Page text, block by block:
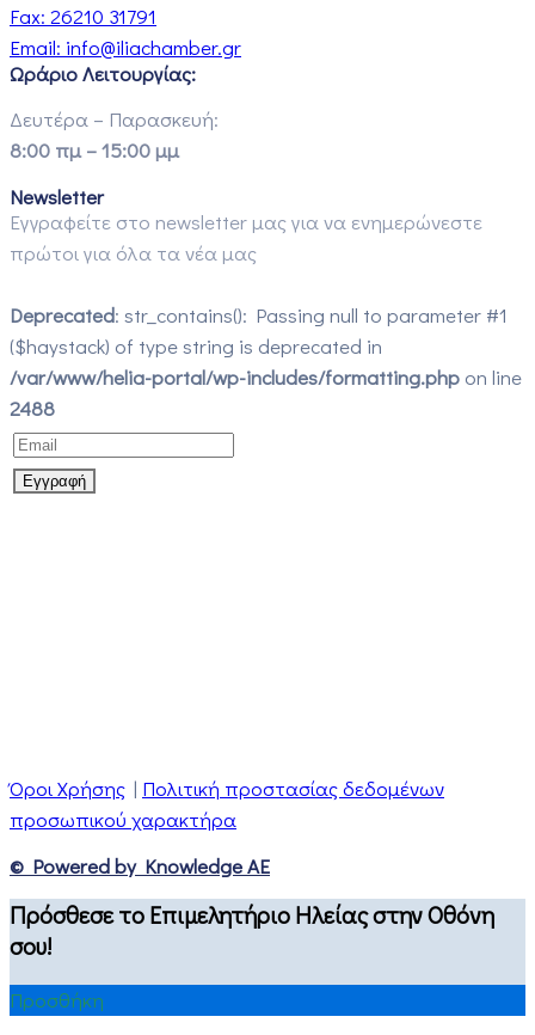
Fax: 26210 31791
Email: info@iliachamber.gr
Ωράριο Λειτουργίας:
Δευτέρα – Παρασκευή:
8:00 πμ – 15:00 μμ
Newsletter
Εγγραφείτε στο newsletter μας για να ενημερώνεστε
πρώτοι για όλα τα νέα μας
Deprecated: str_contains(): Passing null to parameter #1
($haystack) of type string is deprecated in
/var/www/helia-portal/wp-includes/formatting.php on line
2488
Όροι Χρήσης | Πολιτική προστασίας δεδομένων
προσωπικού χαρακτήρα
© Powered by Knowledge AE
Πρόσθεσε το Επιμελητήριο Ηλείας στην Οθόνη
σου!
Προσθήκη